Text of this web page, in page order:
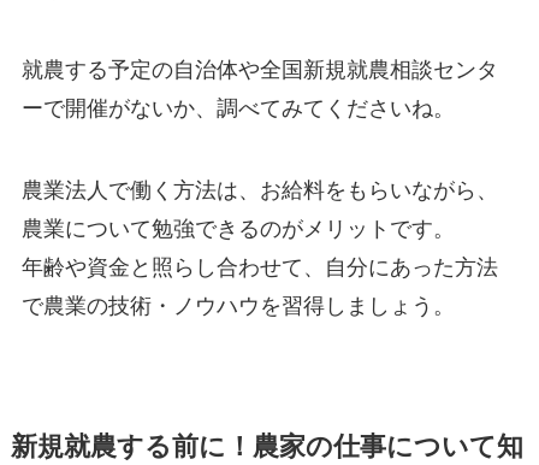
就農する予定の自治体や全国新規就農相談センタ
ーで開催がないか、調べてみてくださいね。
農業法人で働く方法は、 お給料をもらいながら、
農業について勉強できるのがメリットです。
年齢や資金と照らし合わせて、自分にあった方法
で農業の技術・ノウハウを習得しましょう。
新規就農する前に！農家の仕事について知